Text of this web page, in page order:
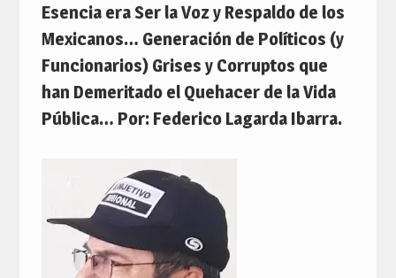
Esencia era Ser la Voz y Respaldo de los
Mexicanos… Generación de Políticos (y
Funcionarios) Grises y Corruptos que
han Demeritado el Quehacer de la Vida
Pública… Por: Federico Lagarda Ibarra.